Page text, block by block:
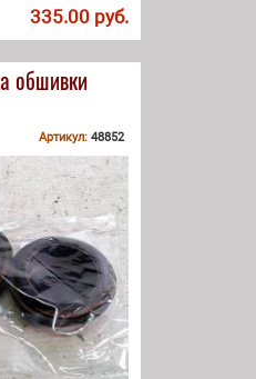
335.00 руб.
обшивки
Артикул: 48852